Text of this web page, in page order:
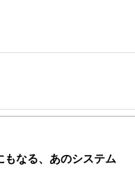
インタビュー記事を執筆中。
もなる、あのシステム